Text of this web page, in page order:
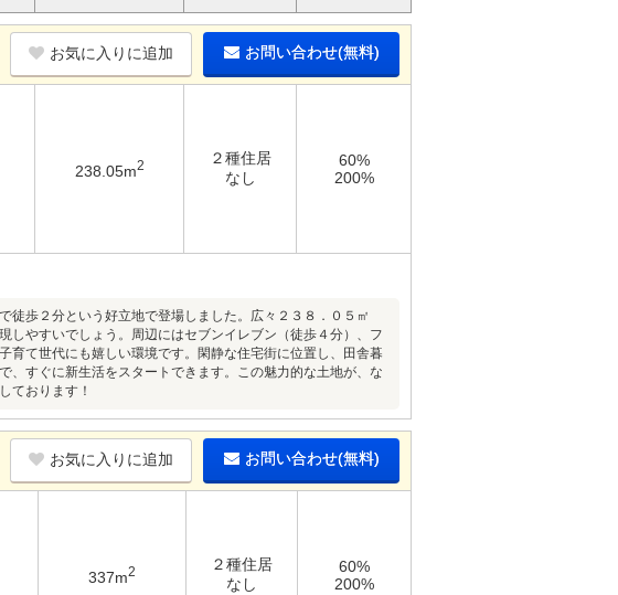
お気に入りに追加 お問い合わせ(無料)
238.05m2
２種住居
なし
60%
200%
歩２分という好立地で登場しました。広々２３８．０５㎡
しやすいでしょう。周辺にはセブンイレブン（徒歩４分）、フ
育て世代にも嬉しい環境です。閑静な住宅街に位置し、田舎暮
、すぐに新生活をスタートできます。この魅力的な土地が、な
ております！
お気に入りに追加 お問い合わせ(無料)
337m2
２種住居
なし
60%
200%